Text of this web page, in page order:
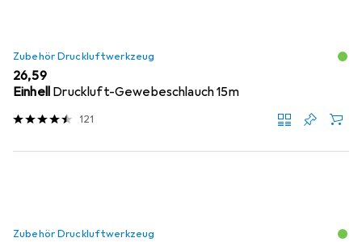
Zubehör Druckluftwerkzeug
EUR
26,59
Einhell Druckluft-Gewebeschlauch 15m
121
Zubehör Druckluftwerkzeug